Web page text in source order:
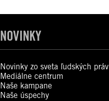
NOVINKY
Novinky zo sveta ľudských práv
Mediálne centrum
Naše kampane
Naše úspechy